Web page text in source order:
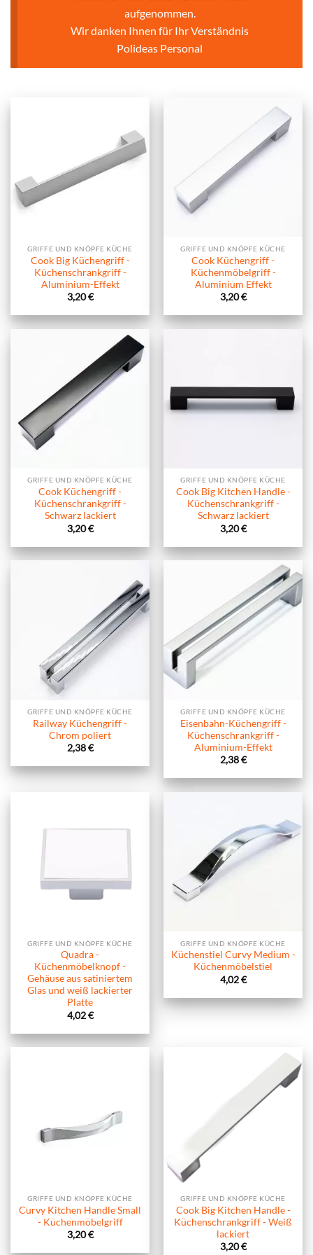
aufgenommen.
Wir danken Ihnen für Ihr Verständnis
Polideas Personal
GRIFFE UND KNÖPFE KÜCHE
Cook Big Küchengriff -
Küchenschrankgriff -
Aluminium-Effekt
3,20€
GRIFFE UND KNÖPFE KÜCHE
Cook Küchengriff -
Küchenmöbelgriff -
Aluminium Effekt
3,20€
GRIFFE UND KNÖPFE KÜCHE
Cook Küchengriff -
Küchenschrankgriff -
Schwarz lackiert
3,20€
GRIFFE UND KNÖPFE KÜCHE
Cook Big Kitchen Handle -
Küchenschrankgriff -
Schwarz lackiert
3,20€
GRIFFE UND KNÖPFE KÜCHE
Railway Küchengriff -
Chrom poliert
2,38€
GRIFFE UND KNÖPFE KÜCHE
Eisenbahn-Küchengriff -
Küchenschrankgriff -
Aluminium-Effekt
2,38€
GRIFFE UND KNÖPFE KÜCHE
Quadra -
Küchenmöbelknopf -
Gehäuse aus satiniertem
Glas und weiß lackierter
Platte
4,02€
GRIFFE UND KNÖPFE KÜCHE
Küchenstiel Curvy Medium -
Küchenmöbelstiel
4,02€
GRIFFE UND KNÖPFE KÜCHE
Curvy Kitchen Handle Small
- Küchenmöbelgriff
3,20€
GRIFFE UND KNÖPFE KÜCHE
Cook Big Kitchen Handle -
Küchenschrankgriff - Weiß
lackiert
3,20€